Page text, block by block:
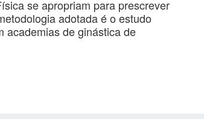
se apropriam para prescrever
adotada é o estudo
academias de ginástica de